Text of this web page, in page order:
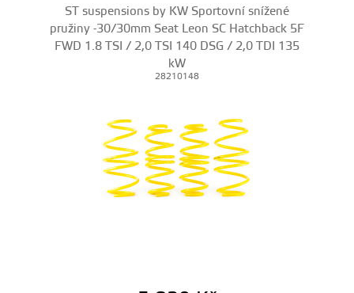
ST suspensions by KW Sportovní snížené
pružiny -30/30mm Seat Leon SC Hatchback 5F
FWD 1.8 TSI / 2,0 TSI 140 DSG / 2,0 TDI 135
kW
28210148